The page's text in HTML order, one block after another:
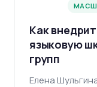
Как
языковую
групп
Елена